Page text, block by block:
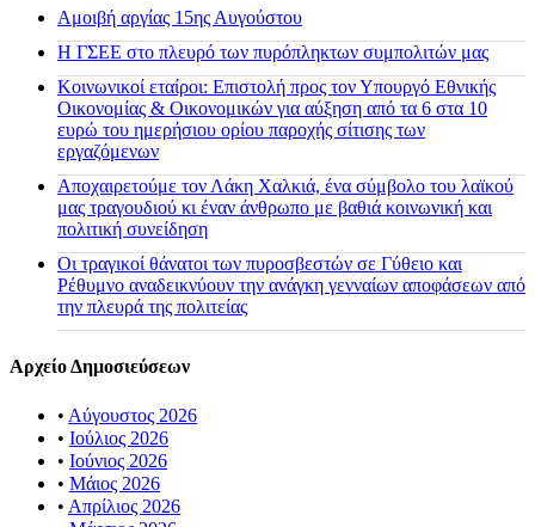
Αμοιβή αργίας 15ης Αυγούστου
H ΓΣΕΕ στο πλευρό των πυρόπληκτων συμπολιτών μας
Κοινωνικοί εταίροι: Επιστολή προς τον Υπουργό Εθνικής
Οικονομίας & Οικονομικών για αύξηση από τα 6 στα 10
ευρώ του ημερήσιου ορίου παροχής σίτισης των
εργαζόμενων
Αποχαιρετούμε τον Λάκη Χαλκιά, ένα σύμβολο του λαϊκού
μας τραγουδιού κι έναν άνθρωπο με βαθιά κοινωνική και
πολιτική συνείδηση
Οι τραγικοί θάνατοι των πυροσβεστών σε Γύθειο και
Ρέθυμνο αναδεικνύουν την ανάγκη γενναίων αποφάσεων από
την πλευρά της πολιτείας
Αρχείο Δημοσιεύσεων
• Αύγουστος 2026
• Ιούλιος 2026
• Ιούνιος 2026
• Μάιος 2026
• Απρίλιος 2026